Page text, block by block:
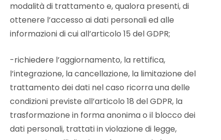
modalità di trattamento e, qualora presenti, di
ottenere l’accesso ai dati personali ed alle
informazioni di cui all’articolo 15 del GDPR;
-richiedere l’aggiornamento, la rettifica,
l’integrazione, la cancellazione, la limitazione del
trattamento dei dati nel caso ricorra una delle
condizioni previste all’articolo 18 del GDPR, la
trasformazione in forma anonima o il blocco dei
dati personali, trattati in violazione di legge,